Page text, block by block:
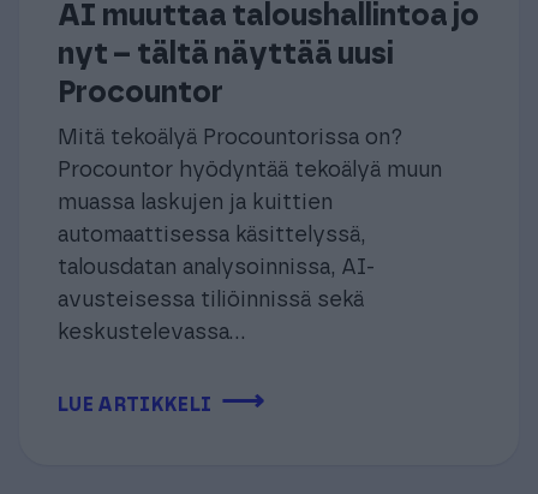
AI muuttaa taloushallintoa jo
nyt – tältä näyttää uusi
Procountor
Mitä tekoälyä Procountorissa on?
Procountor hyödyntää tekoälyä muun
muassa laskujen ja kuittien
automaattisessa käsittelyssä,
talousdatan analysoinnissa, AI-
avusteisessa tiliöinnissä sekä
keskustelevassa...
LUE ARTIKKELI ⟶